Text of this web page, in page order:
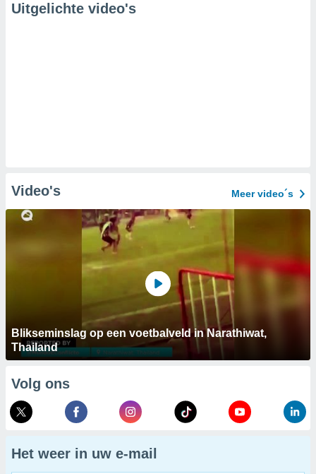
Uitgelichte video's
Video's Meer video´s
Blikseminslag op een voetbalveld in Narathiwat,
Thailand
Volg ons
Het weer in uw e-mail